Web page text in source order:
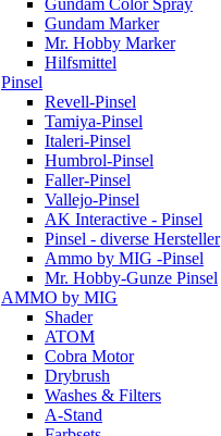
Gundam Color Spray
Gundam Marker
Mr. Hobby Marker
Hilfsmittel
Pinsel
Revell-Pinsel
Tamiya-Pinsel
Italeri-Pinsel
Humbrol-Pinsel
Faller-Pinsel
Vallejo-Pinsel
AK Interactive - Pinsel
Pinsel - diverse Hersteller
Ammo by MIG -Pinsel
Mr. Hobby-Gunze Pinsel
AMMO by MIG
Shader
ATOM
Cobra Motor
Drybrush
Washes & Filters
A-Stand